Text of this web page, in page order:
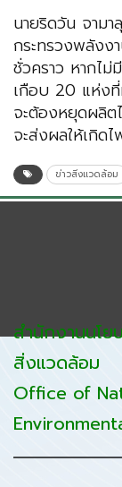
นายริดวัน จาม
กระทรวงพลังง
ชั่วคราว หากไม่
เกือบ 20 แห่งที่
จะต้องหยุดผลิต
จะส่งผลให้เกิด
ข่าวสิ่งแวดล้อม
สำนักงานนโย
สิ่งแวดล้อม
Office of